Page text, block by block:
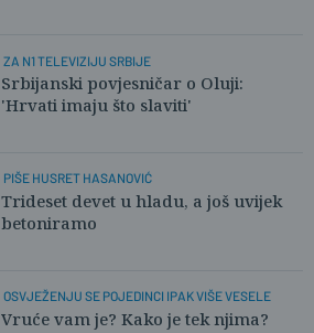
ZA N1 TELEVIZIJU SRBIJE
Srbijanski povjesničar o Oluji:
'Hrvati imaju što slaviti'
PIŠE HUSRET HASANOVIĆ
Trideset devet u hladu, a još uvijek
betoniramo
OSVJEŽENJU SE POJEDINCI IPAK VIŠE VESELE
Vruće vam je? Kako je tek njima?